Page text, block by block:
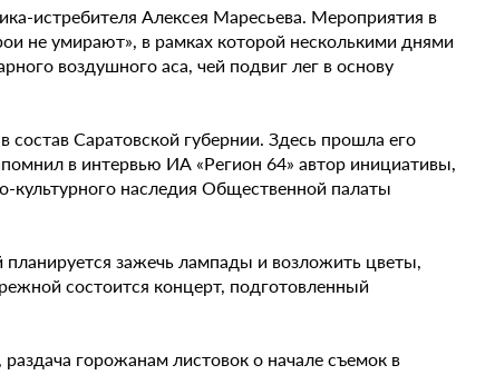
истребителя Алексея Маресьева. Мероприятия в
не умирают», в рамках которой несколькими днями
воздушного аса, чей подвиг лег в основу
Саратовской губернии. Здесь прошла его
в интервью ИА «Регион 64» автор инициативы,
культурного наследия Общественной палаты
зажечь лампады и возложить цветы,
состоится концерт, подготовленный
горожанам листовок о начале съемок в